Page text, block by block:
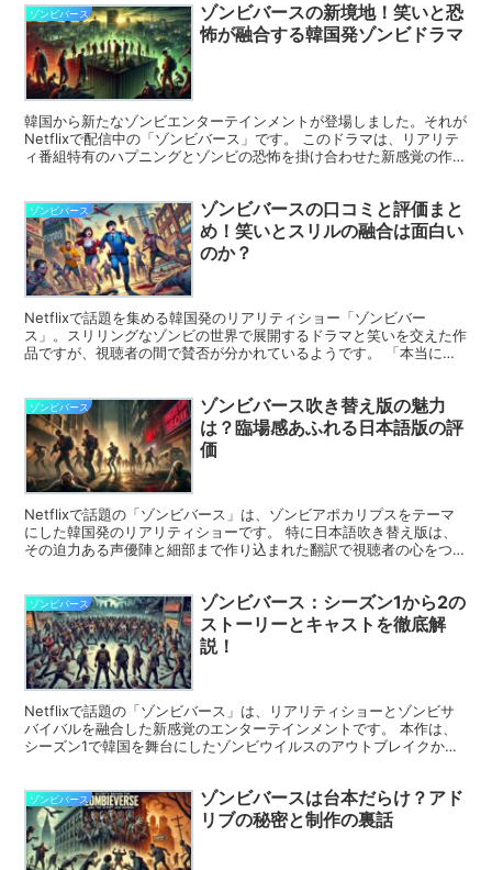
ゾンビバース
ゾンビバースの新境地！笑いと恐
怖が融合する韓国発ゾンビドラマ
韓国から新たなゾンビエンターテインメントが登場しました。それが
Netflixで配信中の「ゾンビバース」です。 このドラマは、リアリテ
ィ番組特有のハプニングとゾンビの恐怖を掛け合わせた新感覚の作品
ゾンビバース
ゾンビバースの口コミと評価まと
め！笑いとスリルの融合は面白い
のか？
Netflixで話題を集める韓国発のリアリティショー「ゾンビバー
ス」。スリリングなゾンビの世界で展開するドラマと笑いを交えた作
品ですが、視聴者の間で賛否が分かれているようです。 「本当に面
ゾンビバース
ゾンビバース吹き替え版の魅力
は？臨場感あふれる日本語版の評
価
Netflixで話題の「ゾンビバース」は、ゾンビアポカリプスをテーマ
にした韓国発のリアリティショーです。 特に日本語吹き替え版は、
その迫力ある声優陣と細部まで作り込まれた翻訳で視聴者の心をつか
ゾンビバース
ゾンビバース：シーズン1から2の
ストーリーとキャストを徹底解
説！
Netflixで話題の「ゾンビバース」は、リアリティショーとゾンビサ
バイバルを融合した新感覚のエンターテインメントです。 本作は、
シーズン1で韓国を舞台にしたゾンビウイルスのアウトブレイクから
ゾンビバース
ゾンビバースは台本だらけ？アド
リブの秘密と制作の裏話